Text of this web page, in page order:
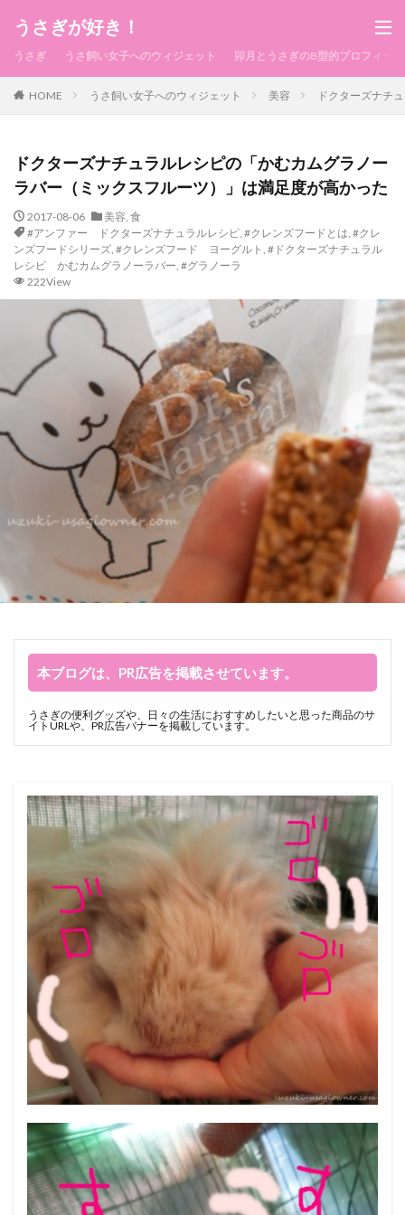
うさぎが好き！
うさぎ うさ飼い女子へのウィジェット 卯月とうさぎのB型的プロフィール
HOME うさ飼い女子へのウィジェット 美容 ドクターズナチ
ドクターズナチュラルレシピの「かむカムグラノー
ラバー（ミックスフルーツ）」は満足度が高かった
2017-08-06 美容, 食
#アンファー ドクターズナチュラルレシピ, #クレンズフードとは, #クレ
ンズフードシリーズ, #クレンズフード ヨーグルト , #ドクターズナチュラル
レシピ かむカムグラノーラバー, #グラノーラ
222View
本ブログは、PR広告を掲載させています。
うさぎの便利グッズや、日々の生活におすすめしたいと思った商品のサ
イトURLや、PR広告バナーを掲載しています。